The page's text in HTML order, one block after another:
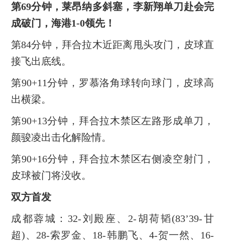
第69分钟，莱昂纳多斜塞，李新翔单刀赴会完
成破门，海港1-0领先！
第84分钟，拜合拉木近距离甩头攻门，皮球直
接飞出底线。
第90+11分钟，罗慕洛角球转向球门，皮球高
出横梁。
第90+13分钟，拜合拉木禁区左路形成单刀，
颜骏凌出击化解险情。
第90+16分钟，拜合拉木禁区右侧凌空射门，
皮球被门将没收。
双方首发
成都蓉城：32-刘殿座、2-胡荷韬(83’39-甘
超)、28-索罗金、18-韩鹏飞、4-贺一然、16-